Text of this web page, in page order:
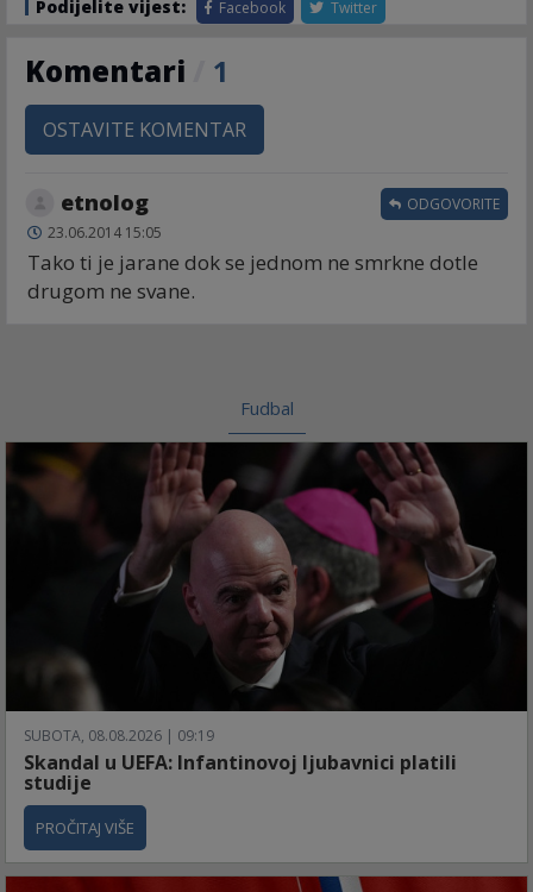
Podijelite vijest: Facebook Twitter
Komentari 1
OSTAVITE KOMENTAR
etnolog
23.06.2014 15:05
Tako ti je jarane dok se jednom ne smrkne dotle
drugom ne svane.
ODGOVORITE
Fudbal
SUBOTA, 08.08.2026 | 09:19
Skandal u UEFA: Infantinovoj ljubavnici platili
studije
PROČITAJ VIŠE